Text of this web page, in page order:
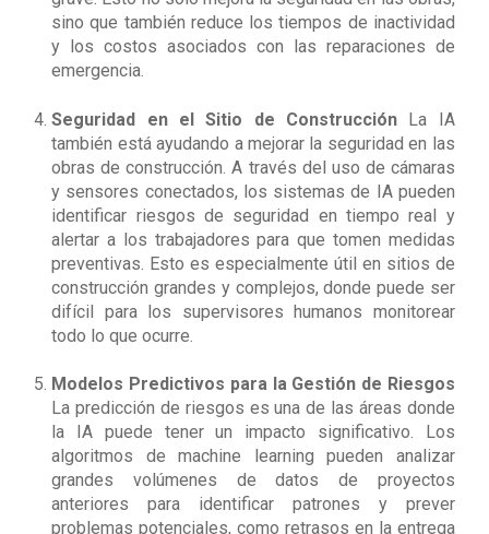
sino que también reduce los tiempos de inactividad
y los costos asociados con las reparaciones de
emergencia.
Seguridad en el Sitio de Construcción La IA
también está ayudando a mejorar la seguridad en las
obras de construcción. A través del uso de cámaras
y sensores conectados, los sistemas de IA pueden
identificar riesgos de seguridad en tiempo real y
alertar a los trabajadores para que tomen medidas
preventivas. Esto es especialmente útil en sitios de
construcción grandes y complejos, donde puede ser
difícil para los supervisores humanos monitorear
todo lo que ocurre.
Modelos Predictivos para la Gestión de Riesgos
La predicción de riesgos es una de las áreas donde
la IA puede tener un impacto significativo. Los
algoritmos de machine learning pueden analizar
grandes volúmenes de datos de proyectos
anteriores para identificar patrones y prever
problemas potenciales, como retrasos en la entrega